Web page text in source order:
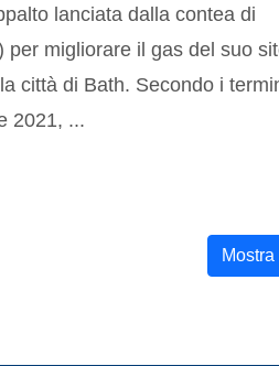
lanciata dalla contea di
per migliorare il gas del suo
città di Bath. Secondo i
2021, ...